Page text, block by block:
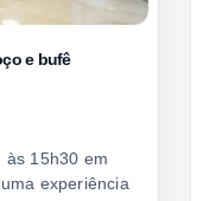
e bufê
às 15h30 em
experiência